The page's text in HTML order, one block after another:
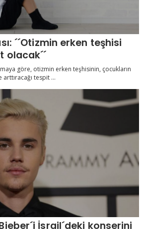
´´Otizmin erken teşhisi
göre, otizmin erken teşhisinin, çocukların
tespit ...
İsrail´deki konserini